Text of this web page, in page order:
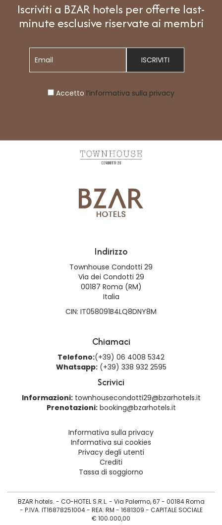
Iscriviti a BZAR hotels per offerte last-
minute esclusive riservate ai membri
Accetto l’informativa sulla privacy
Indirizzo
Townhouse Condotti 29
Via dei Condotti 29
00187 Roma (RM)
Italia
CIN: IT058091B4LQ8DNY8M
Chiamaci
Telefono:(+39) 06 4008 5342
Whatsapp: (+39) 338 932 2595
Scrivici
Informazioni: townhousecondotti29@bzarhotels.it
Prenotazioni: booking@bzarhotels.it
Informativa sulla privacy
Informativa sui cookies
Privacy degli utenti
Crediti
Tassa di soggiorno
BZAR hotels. - CO-HOTEL S.R.L. - Via Palermo, 67 - 00184 Roma
- P.IVA. IT16878251004 - REA: RM - 1681309 - CAPITALE SOCIALE
€ 100.000,00